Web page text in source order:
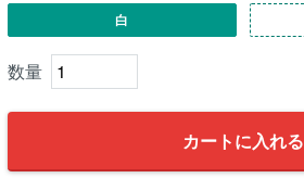
白
カートに入れる